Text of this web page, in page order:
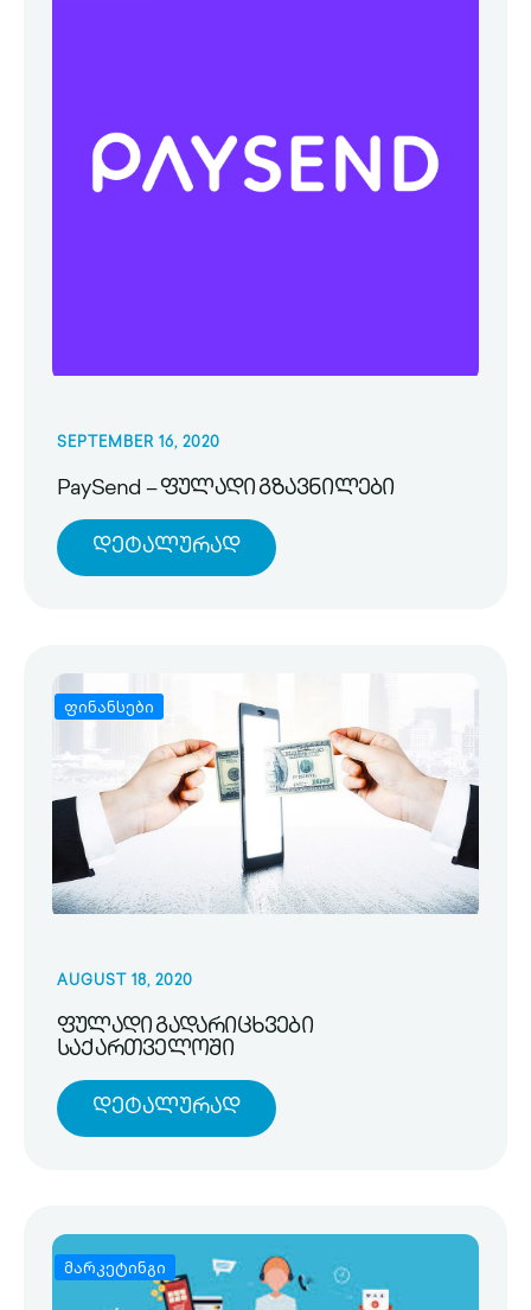
SEPTEMBER 16, 2020
PaySend – ფულადი გზავნილები
Დეტალურად
ფინანსები
AUGUST 18, 2020
ფულადი გადარიცხვები
საქართველოში
Დეტალურად
მარკეტინგი